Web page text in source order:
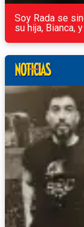
Soy Rada se
su hija, Bianca,